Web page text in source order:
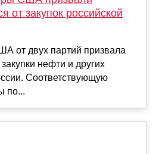
от закупок российской
от двух партий призвала
нефти и других
Соответствующую
по...